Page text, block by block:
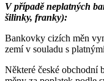
V případě neplatných
šilinky, franky):
Bankovky cizích měn
zemí v souladu s
Některé české